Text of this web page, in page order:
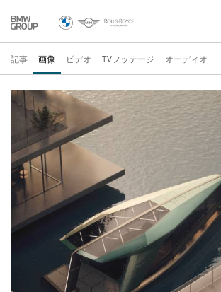
記事 画像 ビデオ TVフッテージ オーディオ